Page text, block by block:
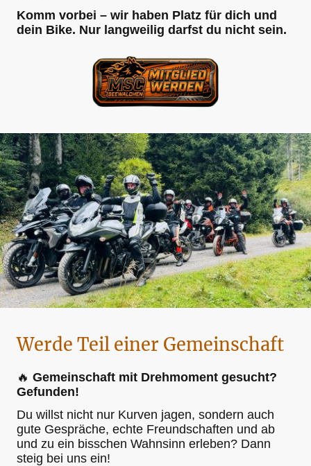
Komm vorbei – wir haben Platz für dich und
dein Bike. Nur langweilig darfst du nicht sein.
Werde Teil einer Gemeinschaft
🔥 Gemeinschaft mit Drehmoment gesucht?
Gefunden!
Du willst nicht nur Kurven jagen, sondern auch
gute Gespräche, echte Freundschaften und ab
und zu ein bisschen Wahnsinn erleben? Dann
steig bei uns ein!